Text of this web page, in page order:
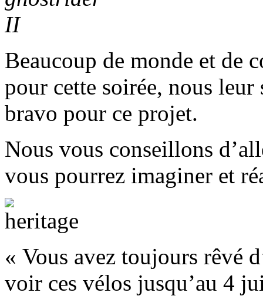
Beaucoup de monde et de
pour cette soirée, nous
bravo pour ce projet.
Nous vous conseillons
vous pourrez imaginer et
« Vous avez toujours rêvé
voir ces vélos jusqu’au 4